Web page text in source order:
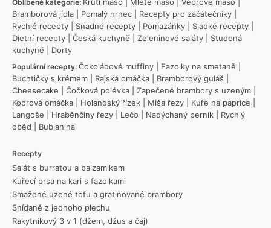
Oblíbené kategorie: Krůtí maso Mleté maso Vepřové maso
Bramborová jídla
Pomalý hrnec Recepty pro začátečníky
Rychlé recepty
Snadné recepty Pomazánky Sladké recepty
Dietní recepty
Česká kuchyně Zeleninové saláty
Studená
kuchyně
Dorty
Populární recepty: Čokoládové muffiny Fazolky na smetaně
Buchtičky s krémem
Rajská omáčka Bramborový guláš
Cheesecake
Čočková polévka Zapečené brambory s uzeným
Koprová omáčka
Holandský řízek Míša řezy Kuře na paprice
Langoše
Hraběnčiny řezy Lečo Nadýchaný perník
Rychlý
oběd
Bublanina
Recepty
Salát s burratou a balzamikem
Kuřecí prsa na kari s fazolkami
Smažené uzené tofu a gratinované brambory
Snídaně z jednoho plechu
Rakytníkový 3 v 1 (džem, džus a čaj)